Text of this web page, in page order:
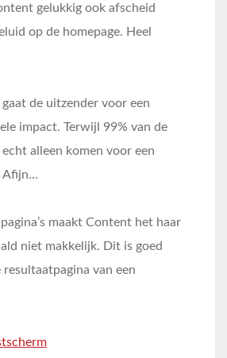
gelukkig ook afscheid
op de homepage. Heel
de uitzender voor een
impact. Terwijl 99% van de
alleen komen voor een
Afijn…
maakt Content het haar
niet makkelijk. Dit is goed
van een